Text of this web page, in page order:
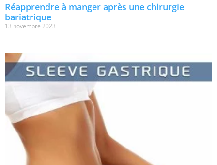
Réapprendre à manger après une chirurgie
bariatrique
13 novembre 2023